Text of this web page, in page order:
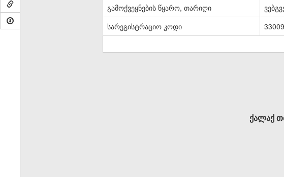
გამოქვეყნების წყარო, თარიღი
სარეგისტრაციო კოდი
ქალაქ